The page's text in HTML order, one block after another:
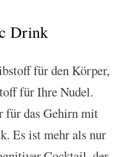
Drink
für den Körper,
für Ihre Nudel.
für das Gehirn mit
Es ist mehr als nur